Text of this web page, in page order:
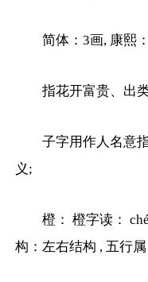
简体：3画, 康熙
指花开富贵、出
子字用作人名意
义;
橙： 橙字读：
构：左右结构 , 五行